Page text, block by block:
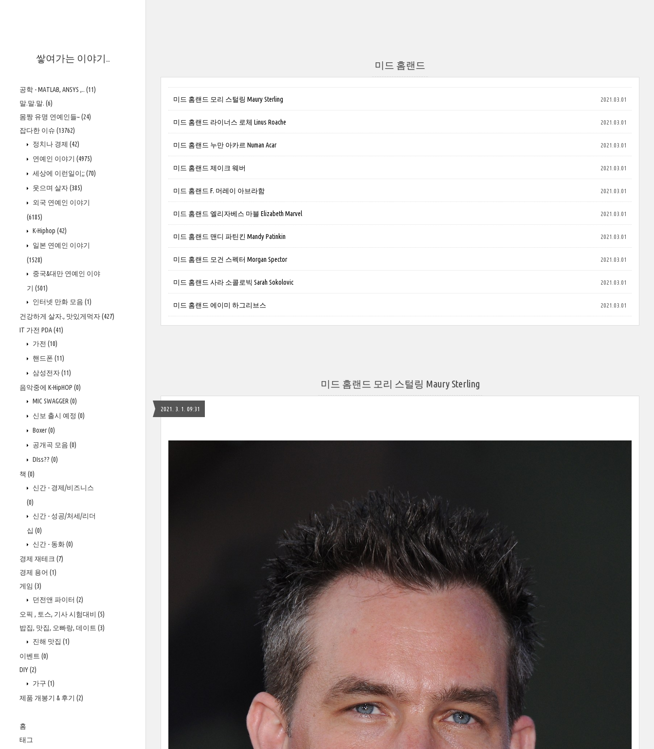
쌓여가는 이야기..
공학 - MATLAB, ANSYS ,.. (11)
말.말.말. (6)
몸짱 유명 연예인들~(24)
잡다한 이슈 (13762)
정치나 경제 (42)
연예인 이야기 (4975)
세상에 이런일이;; (70)
웃으며 살자(385)
외국 연예인 이야기
(6185)
K-Hiphop (42)
일본 연예인 이야기
(1528)
중국&대만 연예인 이야
기 (501)
인터넷 만화 모음 (1)
건강하게 살자., 맛있게먹자(427)
IT 가전 PDA(41)
가전 (10)
핸드폰 (11)
삼성전자(11)
음악중에 K-HipHOP (0)
MIC SWAGGER (0)
신보 출시 예정 (0)
Boxer(0)
공개곡 모음 (0)
DIss?? (0)
책 (0)
신간 - 경제/비즈니스
(0)
신간 - 성공/처세/리더
십 (0)
신간 - 동화(0)
경제 재테크 (7)
경제 용어 (1)
게임 (3)
던전앤 파이터 (2)
오픽 , 토스, 기사 시험대비 (5)
밥집, 맛집, 오빠랑, 데이트 (3)
진해 맛집 (1)
이벤트 (0)
DIY(2)
가구 (1)
제품 개봉기 & 후기 (2)
홈
태그
미드 홈랜드
미드 홈랜드 모리 스털링 Maury Sterling 2021.03.01
미드 홈랜드 라이너스 로체 Linus Roache 2021.03.01
미드 홈랜드 누만 아카르 Numan Acar 2021.03.01
미드 홈랜드 제이크 웨버 2021.03.01
미드 홈랜드 F. 머레이 아브라함 2021.03.01
미드 홈랜드 엘리자베스 마블 Elizabeth Marvel 2021.03.01
미드 홈랜드 맨디 파틴킨 Mandy Patinkin 2021.03.01
미드 홈랜드 모건 스펙터 Morgan Spector 2021.03.01
미드 홈랜드 사라 소콜로빅 Sarah Sokolovic 2021.03.01
미드 홈랜드 에이미 하그리브스 2021.03.01
미드 홈랜드 모리 스털링 Maury Sterling
2021. 3. 1. 09:31